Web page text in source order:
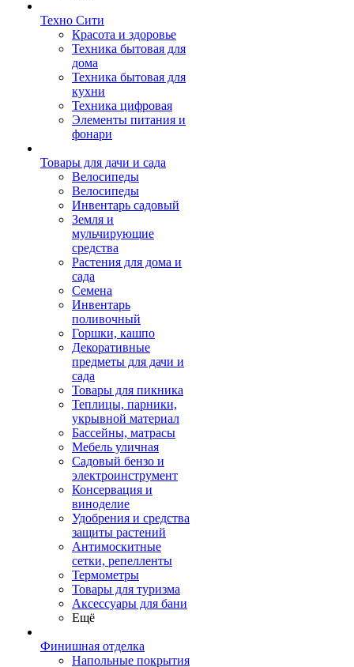
Техно Сити
Красота и здоровье
Техника бытовая для
дома
Техника бытовая для
кухни
Техника цифровая
Элементы питания и
фонари
Товары для дачи и сада
Велосипеды
Велосипеды
Инвентарь садовый
Земля и
мульчирующие
средства
Растения для дома и
сада
Семена
Инвентарь
поливочный
Горшки, кашпо
Декоративные
предметы для дачи и
сада
Товары для пикника
Теплицы, парники,
укрывной материал
Бассейны, матрасы
Мебель уличная
Садовый бензо и
электроинструмент
Консервация и
виноделие
Удобрения и средства
защиты растений
Антимоскитные
сетки, репелленты
Термометры
Товары для туризма
Аксессуары для бани
Ещё
Финишная отделка
Напольные покрытия